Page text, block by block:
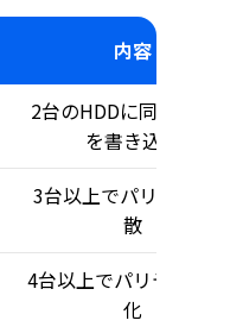
内容
2台のHDDに同じデータ
を書き込む
3台以上でパリティを分
散
4台以上でパリティを2重
化